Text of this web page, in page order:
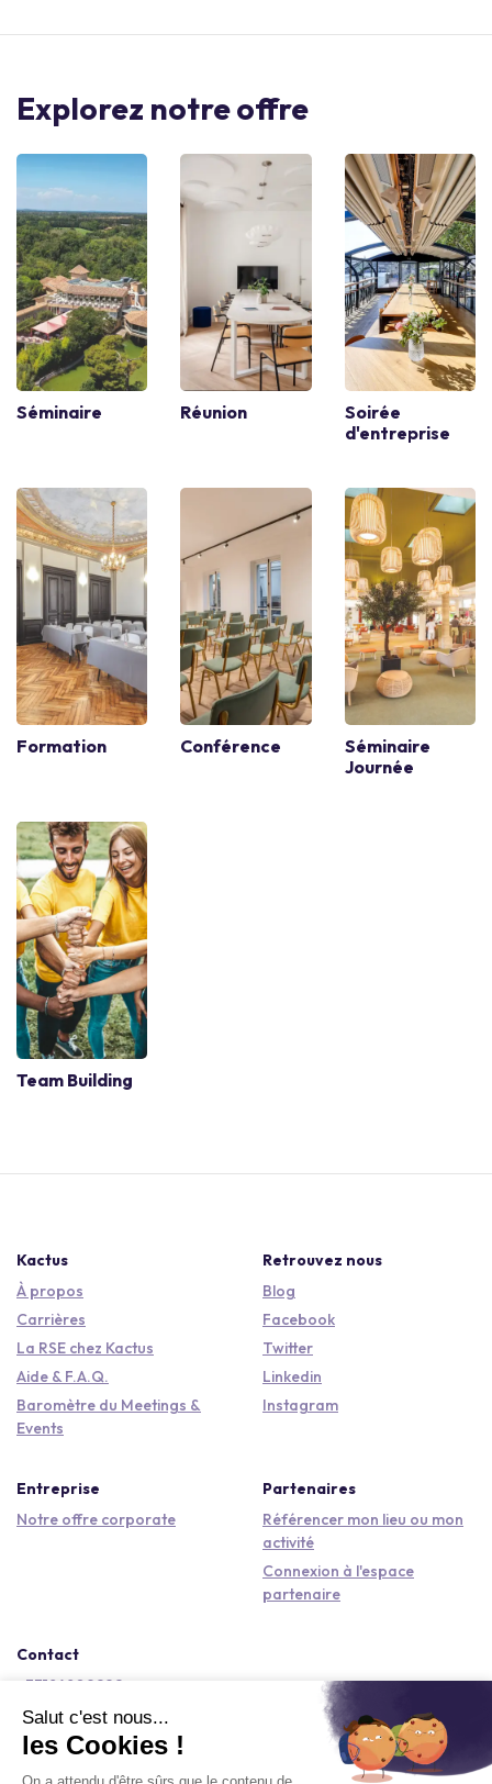
Explorez notre offre
Séminaire Réunion
Soirée
d'entreprise
Formation Conférence
Séminaire
Journée
Team Building
Kactus
À propos
Carrières
La RSE chez Kactus
Aide & F.A.Q.
Baromètre du Meetings &
Events
Retrouvez nous
Blog
Facebook
Twitter
Linkedin
Instagram
Entreprise
Notre offre corporate
Partenaires
Référencer mon lieu ou mon
activité
Connexion à l'espace
partenaire
Contact
+33184809292
hello@kactus.com